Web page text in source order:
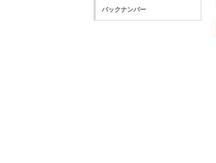
バックナンバー